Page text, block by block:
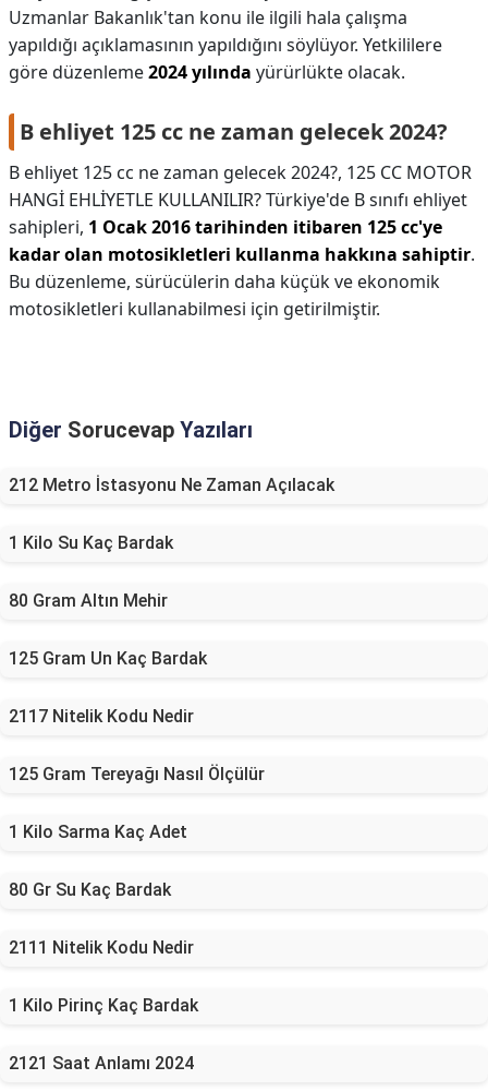
Uzmanlar Bakanlık'tan konu ile ilgili hala çalışma
yapıldığı açıklamasının yapıldığını söylüyor. Yetkililere
göre düzenleme2024 yılında yürürlükte olacak.
B ehliyet 125 cc ne zaman gelecek 2024?
B ehliyet 125 cc ne zaman gelecek 2024?, 125 CC MOTOR
HANGİ EHLİYETLE KULLANILIR? Türkiye'de B sınıfı ehliyet
sahipleri, 1 Ocak 2016 tarihinden itibaren 125 cc'ye
kadar olan motosikletleri kullanma hakkına sahiptir.
Bu düzenleme, sürücülerin daha küçük ve ekonomik
motosikletleri kullanabilmesi için getirilmiştir.
Diğer Sorucevap Yazıları
212 Metro İstasyonu Ne Zaman Açılacak
1 Kilo Su Kaç Bardak
80 Gram Altın Mehir
125 Gram Un Kaç Bardak
2117 Nitelik Kodu Nedir
125 Gram Tereyağı Nasıl Ölçülür
1 Kilo Sarma Kaç Adet
80 Gr Su Kaç Bardak
2111 Nitelik Kodu Nedir
1 Kilo Pirinç Kaç Bardak
2121 Saat Anlamı 2024